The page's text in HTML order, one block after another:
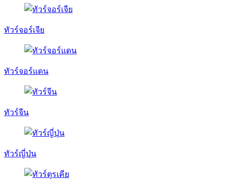
ทัวร์จอร์เจีย
ทัวร์จอร์แดน
ทัวร์จีน
ทัวร์ญี่ปุ่น